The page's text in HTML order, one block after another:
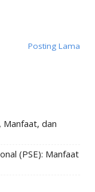
Posting Lama
Manfaat, dan
(PSE): Manfaat